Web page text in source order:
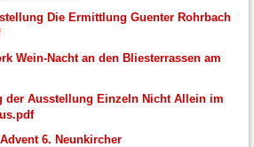
Die Ermittlung Guenter Rohrbach
Wein-Nacht an den Bliesterrassen am
der Ausstellung Einzeln Nicht Allein im
6. Neunkircher